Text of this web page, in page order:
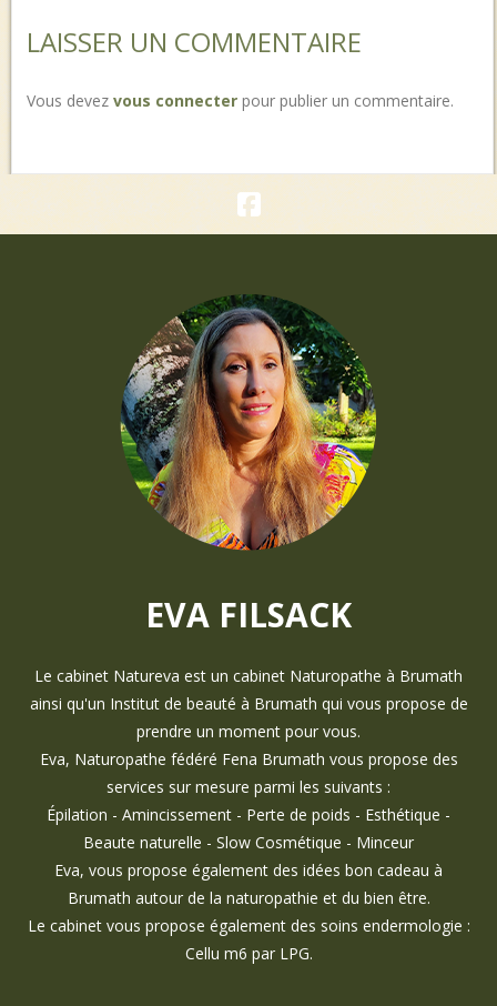
LAISSER UN COMMENTAIRE
Vous devez vous connecterpour publier un commentaire.
EVA FILSACK
Le cabinet Natureva est un cabinet Naturopathe à Brumath
ainsi qu'un Institut de beauté à Brumath qui vous propose de
prendre un moment pour vous.
Eva, Naturopathe fédéré Fena Brumath vous propose des
services sur mesure parmi les suivants :
Épilation - Amincissement - Perte de poids - Esthétique -
Beaute naturelle - Slow Cosmétique - Minceur
Eva, vous propose également des idées bon cadeau à
Brumath autour de la naturopathie et du bien être.
Le cabinet vous propose également des soins endermologie :
Cellu m6 par LPG.